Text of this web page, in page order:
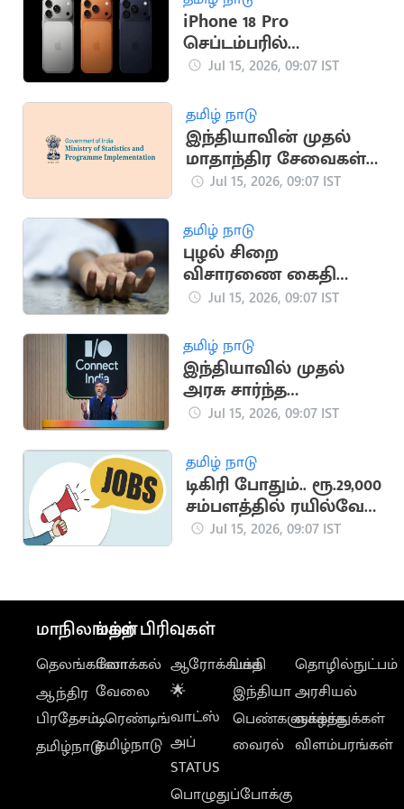
iPhone 18 Pro
செப்டம்பரில்
அறிமுகமாக வாய்ப்பு
Jul 15, 2026, 09:07 IST
தமிழ் நாடு
இந்தியாவின் முதல்
மாதாந்திர சேவைகள்
உற்பத்தி குறியீடு
Jul 15, 2026, 09:07 IST
தமிழ் நாடு
புழல் சிறை
விசாரணை கைதி
மாரடைப்பால் திடீர்
Jul 15, 2026, 09:07 IST
தமிழ் நாடு
இந்தியாவில் முதல்
அரசு சார்ந்த
செயற்கை
பல்கலைக்கழகம்
அறிவிப்பு
Jul 15, 2026, 09:07 IST
தமிழ் நாடு
டிகிரி போதும்.. ரூ.29,000
சம்பளத்தில் ரயில்வே
வாரியத்தில் வேலை
Jul 15, 2026, 09:07 IST
மாநிலங்கள்
தெலங்கானா
ஆந்திர
பிரதேசம்
தமிழ்நாடு
மற்ற பிரிவுகள்
லோக்கல்
வேலை
டிரெண்டிங்
தமிழ்நாடு
ஆரோக்கியம்
🌟
வாட்ஸ்
அப்
STATUS
பொழுதுப்போக்கு
பக்தி
இந்தியா
பெண்களுக்காக
வைரல்
தொழில்நுட்பம்
அரசியல்
வாழ்த்துக்கள்
விளம்பரங்கள்